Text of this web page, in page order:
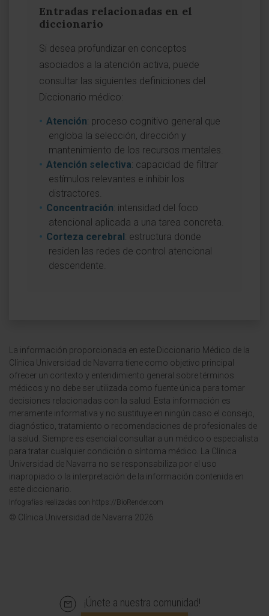
Entradas relacionadas en el
diccionario
Si desea profundizar en conceptos
asociados a la atención activa, puede
consultar las siguientes definiciones del
Diccionario médico:
Atención: proceso cognitivo general que
engloba la selección, dirección y
mantenimiento de los recursos mentales.
Atención selectiva: capacidad de filtrar
estímulos relevantes e inhibir los
distractores.
Concentración: intensidad del foco
atencional aplicada a una tarea concreta.
Corteza cerebral: estructura donde
residen las redes de control atencional
descendente.
La información proporcionada en este Diccionario Médico de la
Clínica Universidad de Navarra tiene como objetivo principal
ofrecer un contexto y entendimiento general sobre términos
médicos y no debe ser utilizada como fuente única para tomar
decisiones relacionadas con la salud. Esta información es
meramente informativa y no sustituye en ningún caso el consejo,
diagnóstico, tratamiento o recomendaciones de profesionales de
la salud. Siempre es esencial consultar a un médico o especialista
para tratar cualquier condición o síntoma médico. La Clínica
Universidad de Navarra no se responsabiliza por el uso
inapropiado o la interpretación de la información contenida en
este diccionario.
Infografías realizadas con https://BioRender.com
© Clínica Universidad de Navarra 2026
¡Únete a nuestra comunidad!